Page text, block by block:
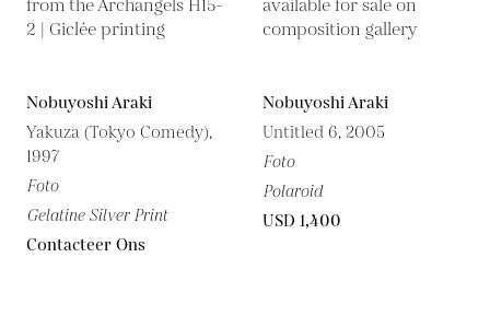
Nobuyoshi Araki
Yakuza (Tokyo Comedy),
1997
Foto
Gelatine Silver Print
Contacteer Ons
Nobuyoshi Araki
Untitled 6, 2005
Foto
Polaroid
USD 1,400